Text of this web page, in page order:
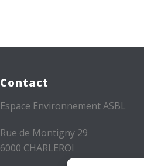
Contact
Espace Environnement ASBL
Rue de Montigny 29
6000 CHARLEROI